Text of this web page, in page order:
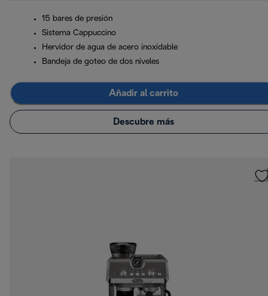
15 bares de presión
Sistema Cappuccino
Hervidor de agua de acero inoxidable
Bandeja de goteo de dos niveles
Añadir al carrito
Descubre más